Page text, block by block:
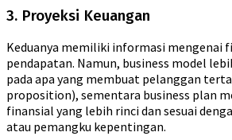
3. Proyeksi Keuangan
Keduanya memiliki informasi mengenai
pendapatan. Namun, business model
pada apa yang membuat pelanggan
proposition), sementara business plan
finansial yang lebih rinci dan sesuai
atau pemangku kepentingan.